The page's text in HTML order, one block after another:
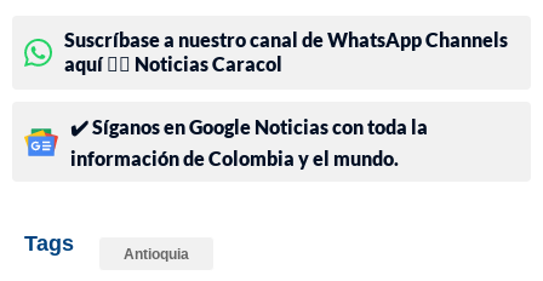
Suscríbase a nuestro canal de WhatsApp Channels
aquí 👉🏻 Noticias Caracol
✔️ Síganos en Google Noticias con toda la
información de Colombia y el mundo.
Tags Antioquia